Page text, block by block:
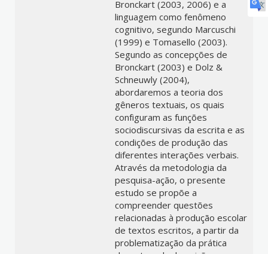
Bronckart (2003, 2006) e a
linguagem como fenômeno
cognitivo, segundo Marcuschi
(1999) e Tomasello (2003).
Segundo as concepções de
Bronckart (2003) e Dolz &
Schneuwly (2004),
abordaremos a teoria dos
gêneros textuais, os quais
configuram as funções
sociodiscursivas da escrita e as
condições de produção das
diferentes interações verbais.
Através da metodologia da
pesquisa-ação, o presente
estudo se propõe a
compreender questões
relacionadas à produção escolar
de textos escritos, a partir da
problematização da prática